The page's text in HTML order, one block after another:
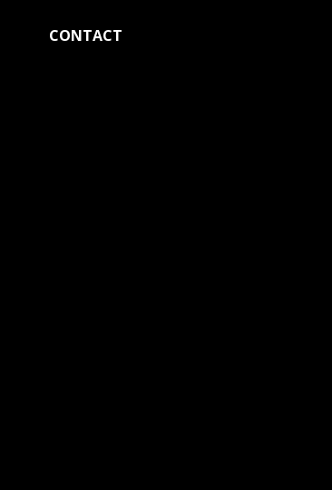
CONTACT